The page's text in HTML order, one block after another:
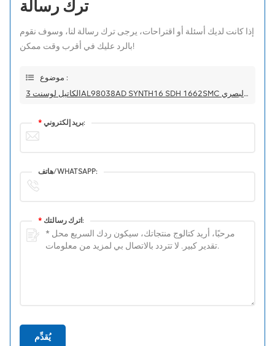
ترك رسالة
إذا كانت لديك أسئلة أو اقتراحات، يرجى ترك رسالة لنا، وسوف نقوم
بالرد عليك في أقرب وقت ممكن!
موضوع :
الكاتيل لوسنت 3AL98038AD SYNTH16 SDH 1662SMC ناقل الحركة البصري
* بريد إلكتروني:
هاتف/WHATSAPP:
* اترك رسالتك:
يُقدِّم